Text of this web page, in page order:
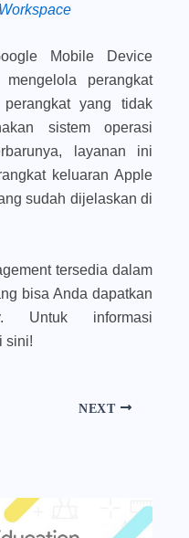
Mobile Device
perangkat
yang tidak
sistem operasi
layanan ini
keluaran Apple
sudah dijelaskan di
tersedia dalam
bisa Anda dapatkan
Untuk informasi
sini!
NEXT